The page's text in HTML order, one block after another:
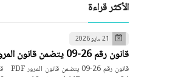
الأكثر قراءة
21 مايو 2026
قانون رقم 26-09 يتضمن قانون المرور PDF